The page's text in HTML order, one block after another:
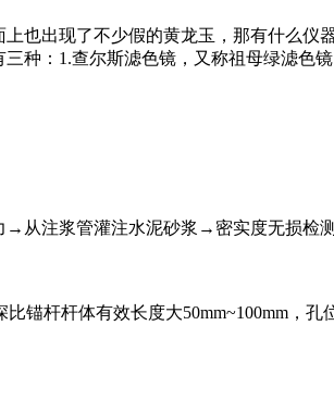
也出现了不少假的黄龙玉，那有什么仪
种：1.查尔斯滤色镜，又称祖母绿滤色
从注浆管灌注水泥砂浆→密实度无损检测
杆杆体有效长度大50mm~100mm，孔